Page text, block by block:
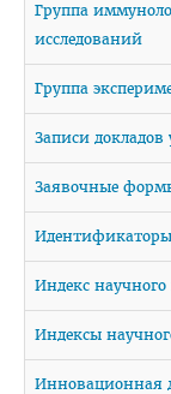
Герои Беларуси
Отдел по
Спортивный клуб
Cоциально-
Кураторы
2025 год — Год
Год качества
Группа
исследований
Группа
Записи
Заявочные
Индекс
Индексы
Инновационная